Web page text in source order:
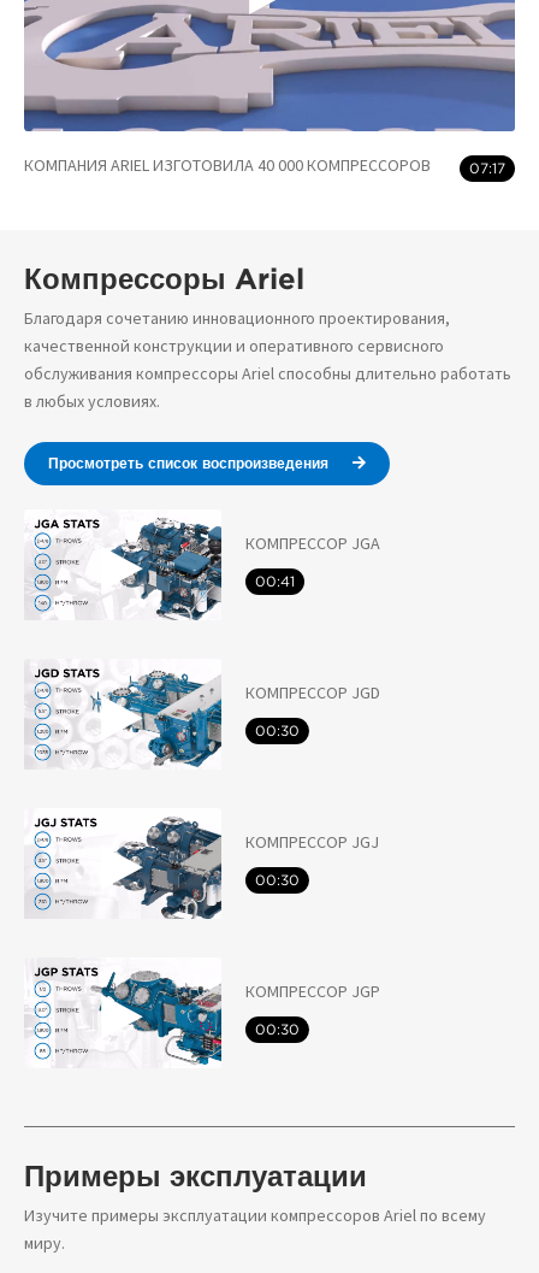
КОМПАНИЯ ARIEL ИЗГОТОВИЛА 40 000 КОМПРЕССОРОВ 07:17
Компрессоры Ariel
Благодаря сочетанию инновационного проектирования,
качественной конструкции и оперативного сервисного
обслуживания компрессоры Ariel способны длительно работать
в любых условиях.
Просмотреть список воспроизведения
КОМПРЕССОР JGA
00:41
КОМПРЕССОР JGD
00:30
КОМПРЕССОР JGJ
00:30
КОМПРЕССОР JGP
00:30
Примеры эксплуатации
Изучите примеры эксплуатации компрессоров Ariel по всему
миру.